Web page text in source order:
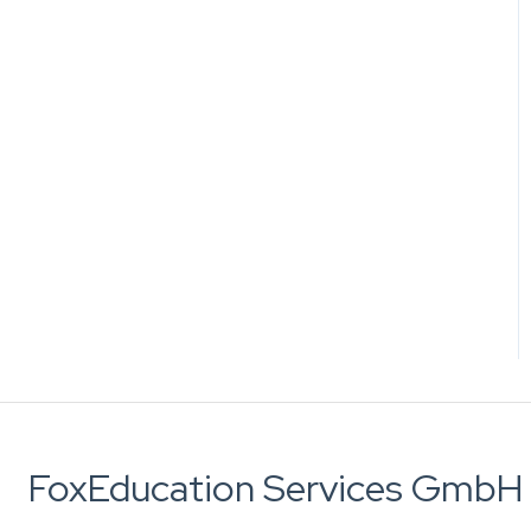
FoxEducation Services GmbH